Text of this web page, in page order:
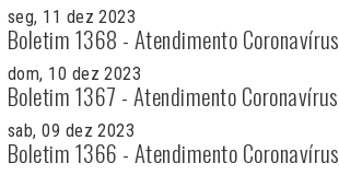
seg, 11 dez 2023
Boletim 1368 - Atendimento Coronavírus
dom, 10 dez 2023
Boletim 1367 - Atendimento Coronavírus
sab, 09 dez 2023
Boletim 1366 - Atendimento Coronavírus